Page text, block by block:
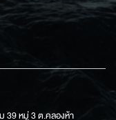
39 หมู่ 3 ต.คลองห้า